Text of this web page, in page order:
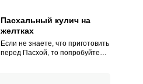
Пасхальный кулич на
желтках
Если не знаете, что приготовить
перед Пасхой, то попробуйте